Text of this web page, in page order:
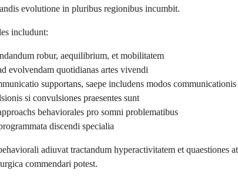
evolutione in pluribus regionibus incumbit.
includunt:
robur, aequilibrium, et mobilitatem
evolvendam quotidianas artes vivendi
supportans, saepe includens modos
si convulsiones praesentes sunt
behaviorales pro somni problematibus
discendi specialia
adiuvat tractandum hyperactivitatem et
commendari potest.